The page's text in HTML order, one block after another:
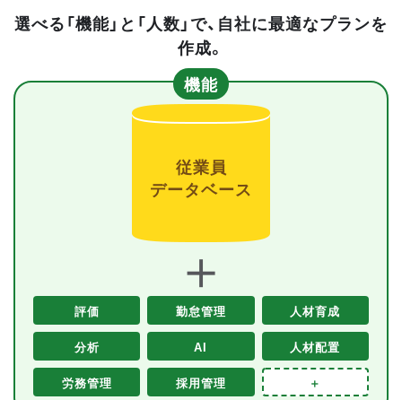
選べる「機能」と「人数」で、自社に最適なプランを
作成。
機能
従業員
データベース
＋
評価 勤怠管理 人材育成
分析 AI 人材配置
労務管理 採用管理 ＋